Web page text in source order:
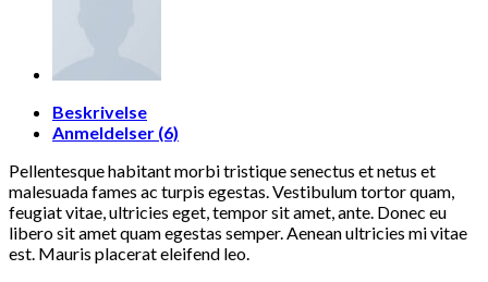
Beskrivelse
Anmeldelser (6)
Pellentesque habitant morbi tristique senectus et netus et
malesuada fames ac turpis egestas. Vestibulum tortor quam,
feugiat vitae, ultricies eget, tempor sit amet, ante. Donec eu
libero sit amet quam egestas semper. Aenean ultricies mi vitae
est. Mauris placerat eleifend leo.